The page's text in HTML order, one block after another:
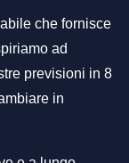
che fornisce
ad
previsioni in 8
in